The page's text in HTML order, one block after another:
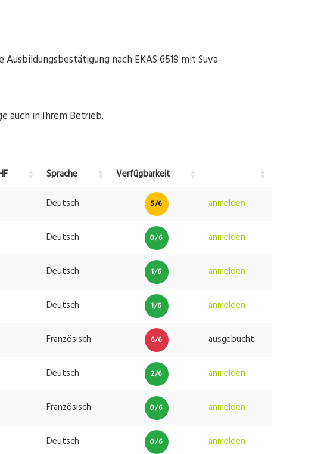
nach EKAS 6518 mit Suva-
auch in Ihrem Betrieb.
Sprache Verfügbarkeit
Deutsch 5/6 anmelden
Deutsch 0/6 anmelden
Deutsch 1/6 anmelden
Deutsch 1/6 anmelden
Französisch 6/6 ausgebucht
Deutsch 2/6 anmelden
Französisch 0/6 anmelden
Deutsch 0/6 anmelden